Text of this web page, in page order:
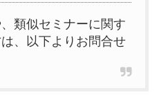
類似セミナーに関す
、以下よりお問合せ